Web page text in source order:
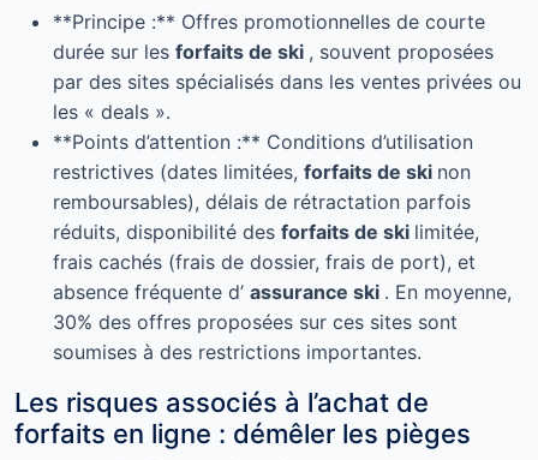
**Principe :** Offres promotionnelles de courte
durée sur les forfaits de ski , souvent proposées
par des sites spécialisés dans les ventes privées ou
les « deals ».
**Points d’attention :** Conditions d’utilisation
restrictives (dates limitées, forfaits de ski non
remboursables), délais de rétractation parfois
réduits, disponibilité des forfaits de ski limitée,
frais cachés (frais de dossier, frais de port), et
absence fréquente d’ assurance ski . En moyenne,
30% des offres proposées sur ces sites sont
soumises à des restrictions importantes.
Les risques associés à l’achat de
forfaits en ligne : démêler les pièges